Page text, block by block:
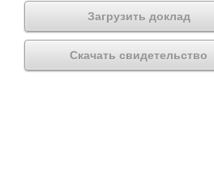
Загрузить доклад
Скачать свидетельство